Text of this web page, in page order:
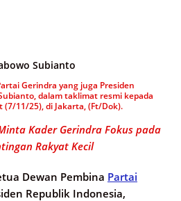
Gerindra yang juga Presiden
dalam taklimat resmi kepada
11/25), di Jakarta, (Ft/Dok).
Kader Gerindra Fokus pada
Rakyat Kecil
Dewan Pembina Partai
Republik Indonesia,